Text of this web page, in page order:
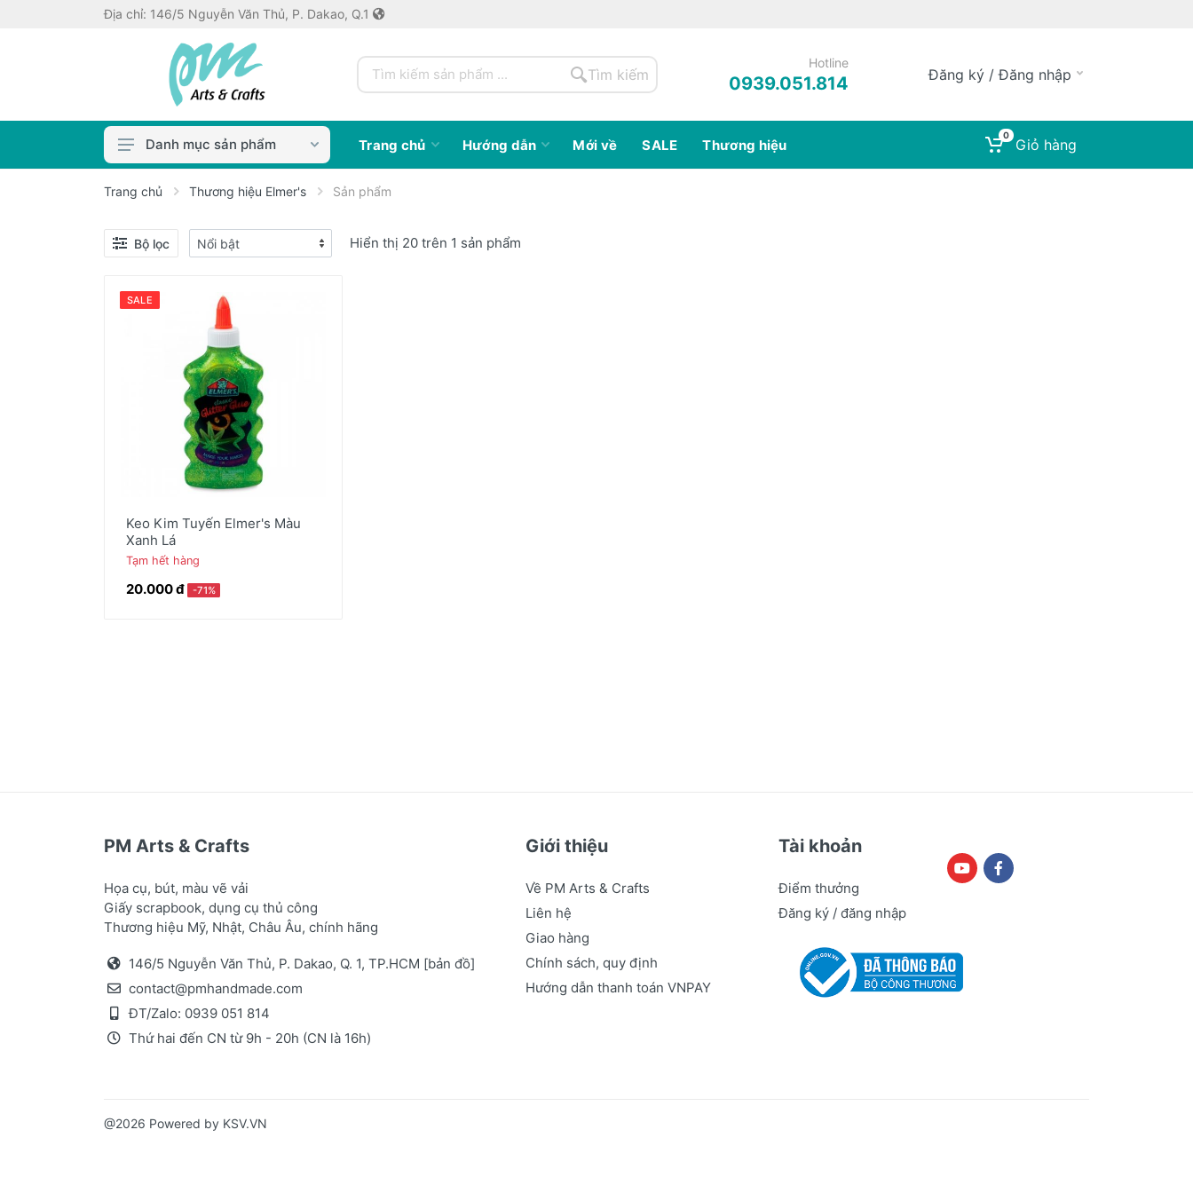
Địa chỉ: 146/5 Nguyễn Văn Thủ, P. Dakao, Q.1
Tìm kiếm
Hotline
0939.051.814 Đăng ký / Đăng nhập
Màu & Dung Môi
Bút Vẽ
Keo dán, Keo in ảnh
Máy bế / Khuôn
Sổ/Giấy Vẽ
Thiệp/Quà tặng
Scrapbook & Giấy paper pad
Danh mục sản phẩm Trang chủ Hướng dẫn Mới về SALE Thương hiệu
0
Giỏ hàng
Trang chủ Thương hiệu Elmer's Sản phẩm
Bộ lọc Hiển thị 20 trên 1 sản phẩm
SALE
Keo Kim Tuyến Elmer's Màu
Xanh Lá
Tạm hết hàng
20.000 đ -71%
PM Arts & Crafts
Họa cụ, bút, màu vẽ vải
Giấy scrapbook, dụng cụ thủ công
Thương hiệu Mỹ, Nhật, Châu Âu, chính hãng
146/5 Nguyễn Văn Thủ, P. Dakao, Q. 1, TP.HCM [bản đồ]
contact@pmhandmade.com
ĐT/Zalo: 0939 051 814
Thứ hai đến CN từ 9h - 20h (CN là 16h)
Giới thiệu
Về PM Arts & Crafts
Liên hệ
Giao hàng
Chính sách, quy định
Hướng dẫn thanh toán VNPAY
Tài khoản
Điểm thưởng
Đăng ký / đăng nhập
@2026 Powered by KSV.VN